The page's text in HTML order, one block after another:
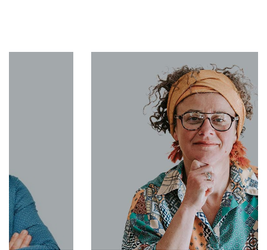
Sabine@aravisinternational.com